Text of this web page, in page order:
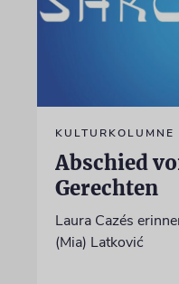
KULTURKOLUMNE
Abschied
Gerechten
Laura Cazés
(Mia) Latković